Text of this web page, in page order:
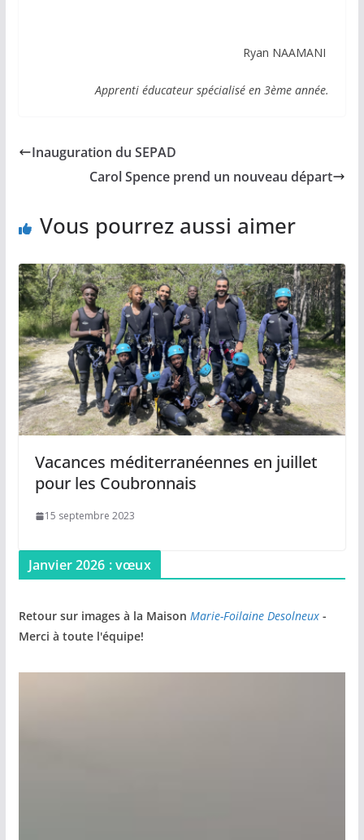
Ryan NAAMANI
Apprenti éducateur spécialisé en 3ème année.
Inauguration du SEPAD
Carol Spence prend un nouveau départ
Vous pourrez aussi aimer
Vacances méditerranéennes en juillet
pour les Coubronnais
15 septembre 2023
Janvier 2026 : vœux
Retour sur images à la Maison Marie-Foilaine Desolneux-
Merci à toute l'équipe!